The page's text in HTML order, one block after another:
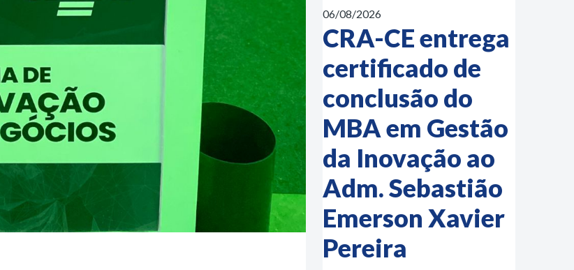
06/08/2026
CRA-CE entrega
certificado de
conclusão do
MBA em Gestão
da Inovação ao
Adm. Sebastião
Emerson Xavier
Pereira